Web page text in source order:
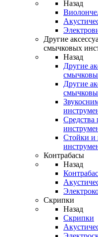
Назад
Другие
смычковых
Назад
Другие
Другие
Средства
Стойки и
Контрабасы
Назад
Скрипки
Назад
Скрипки